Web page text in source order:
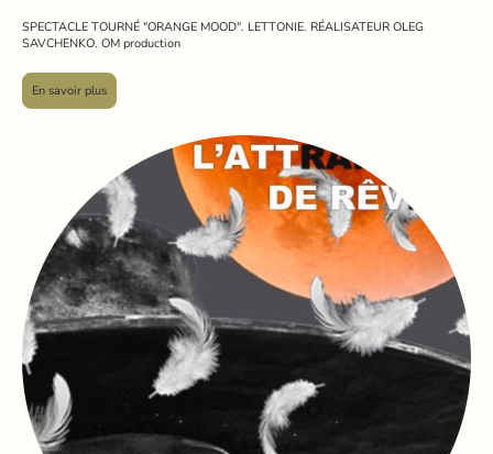
SPECTACLE TOURNÉ "ORANGE MOOD". LETTONIE. RÉALISATEUR OLEG
SAVCHENKO. OM production
En savoir plus